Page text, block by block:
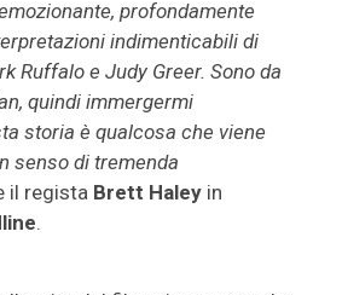
profondamente
indimenticabili di
Ruffalo e Judy Greer. Sono da
quindi immergermi
storia è qualcosa che viene
senso di tremenda
il regista Brett Haley in
.